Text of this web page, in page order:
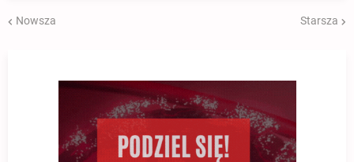
Nowsza Starsza